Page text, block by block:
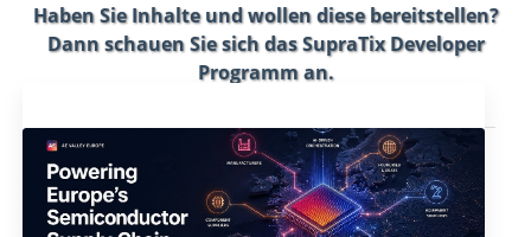
Haben Sie Inhalte und wollen diese bereitstellen?
Dann schauen Sie sich dasSupraTix Developer
Programman.